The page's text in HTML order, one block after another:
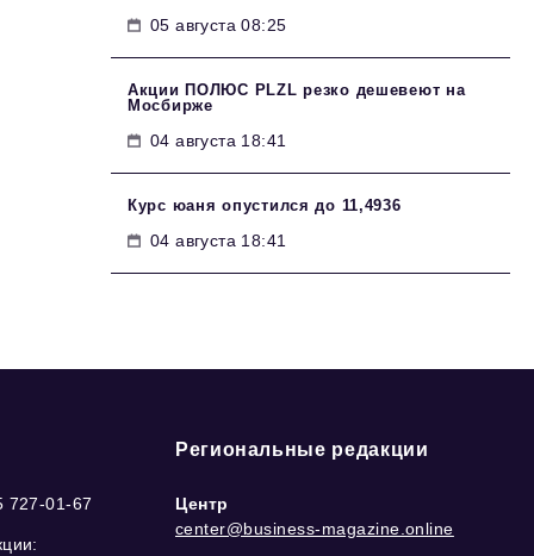
05 августа 08:25
Акции ПОЛЮС PLZL резко дешевеют на
Мосбирже
04 августа 18:41
Курс юаня опустился до 11,4936
04 августа 18:41
727-01-67
Региональные редакции
Центр
center@business-magazine.online